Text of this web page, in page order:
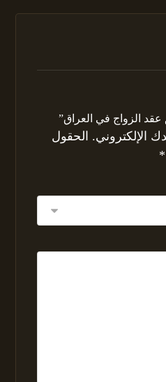
الزواج في العراق”
الإلكتروني. الحقول
*